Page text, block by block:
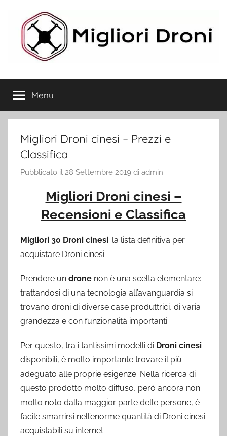
contenuto
Migliori
Droni
Menu
Migliori Droni cinesi – Prezzi e
Classifica
Pubblicato il 28 Settembre 2019 di admin
Migliori Droni cinesi –
Recensioni e Classifica
Migliori 30 Droni cinesi: la lista definitiva per
acquistare Droni cinesi.
Prendere un drone non è una scelta elementare:
trattandosi di una tecnologia all’avanguardia si
trovano droni di diverse case produttrici, di varia
grandezza e con funzionalità importanti.
Per questo, tra i tantissimi modelli di Droni cinesi
disponibili, è molto importante trovare il più
adeguato alle proprie esigenze. Nella ricerca di
questo prodotto molto diffuso, però ancora non
molto noto dalla maggior parte delle persone, è
facile smarrirsi nell’enorme quantità di Droni cinesi
acquistabili su internet.